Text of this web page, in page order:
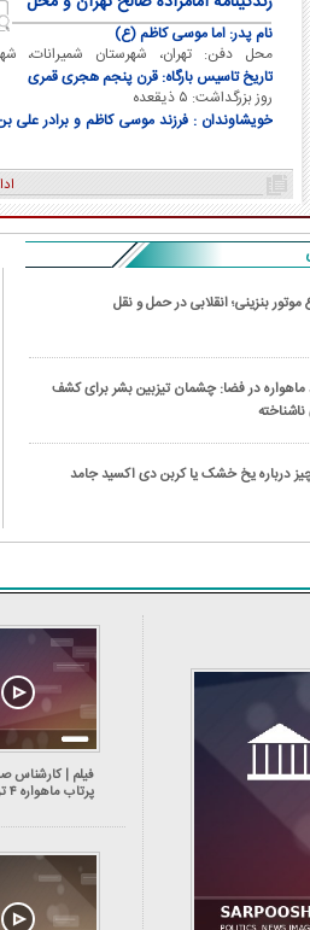
دفن ایشان
نام پدر: اما موسی کاظم (ع)
محل دفن: تهران، شهرستان شمیرانات،
تجریش
تاریخ تاسیس بارگاه: قرن پنجم هجری قمری
روز بزرگداشت: ۵ ذیقعده
خویشاوندان : فرزند موسی کاظم و برادر علی
موتور بنزینی؛ انقلابی در حمل و نقل
ماهواره در فضا: چشمان تیزبین بشر برای کشف
درباره یخ خشک یا کربن دی اکسید جامد
فیلم | کارشناس